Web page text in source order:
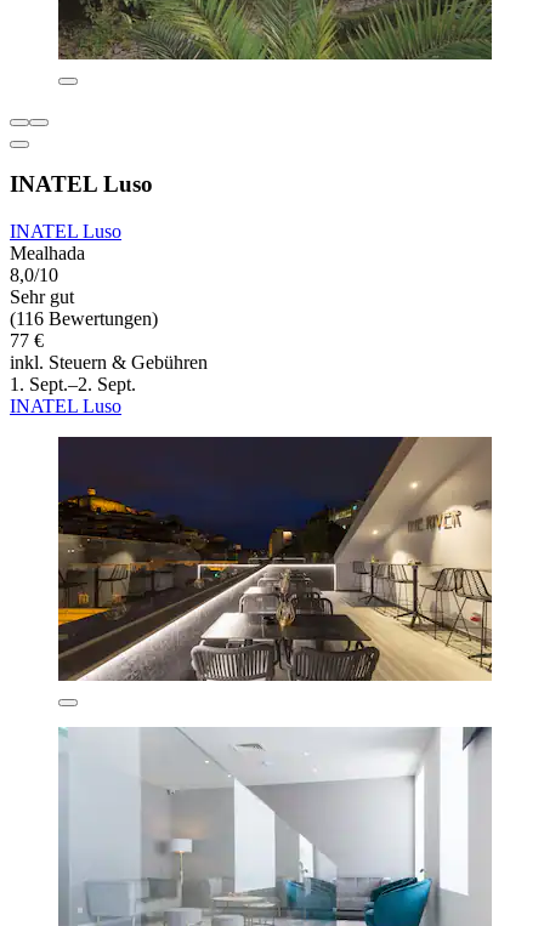
INATEL Luso
INATEL Luso
Mealhada
8,0/10
Sehr gut
(116 Bewertungen)
77 €
inkl. Steuern & Gebühren
1. Sept.–2. Sept.
INATEL Luso